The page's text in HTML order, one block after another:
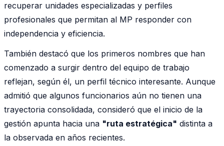
recuperar unidades especializadas y perfiles
profesionales que permitan al MP responder con
independencia y eficiencia.
También destacó que los primeros nombres que han
comenzado a surgir dentro del equipo de trabajo
reflejan, según él, un perfil técnico interesante. Aunque
admitió que algunos funcionarios aún no tienen una
trayectoria consolidada, consideró que el inicio de la
gestión apunta hacia una "ruta estratégica" distinta a
la observada en años recientes.